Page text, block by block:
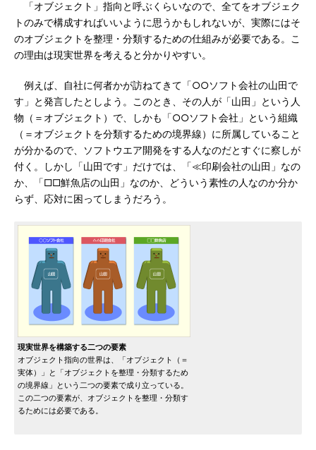
「オブジェクト」指向と呼ぶくらいなので、全てをオブジェク
トのみで構成すればいいように思うかもしれないが、実際にはそ
のオブジェクトを整理・分類するための仕組みが必要である。こ
の理由は現実世界を考えると分かりやすい。
例えば、自社に何者かが訪ねてきて「○○ソフト会社の山田で
す」と発言したとしよう。このとき、その人が「山田」という人
物（＝オブジェクト）で、しかも「○○ソフト会社」という組織
（＝オブジェクトを分類するための境界線）に所属していること
が分かるので、ソフトウエア開発をする人なのだとすぐに察しが
付く。しかし「山田です」だけでは、「≪印刷会社の山田」なの
か、「□□鮮魚店の山田」なのか、どういう素性の人なのか分か
らず、応対に困ってしまうだろう。
現実世界を構築する二つの要素
オブジェクト指向の世界は、「オブジェクト（＝
実体）」と「オブジェクトを整理・分類するため
の境界線」という二つの要素で成り立っている。
この二つの要素が、オブジェクトを整理・分類す
るためには必要である。